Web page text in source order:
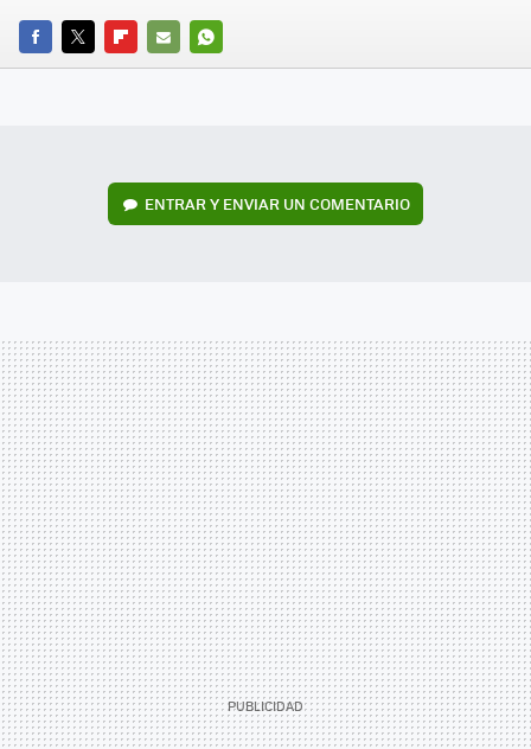
FACEBOOK
TWITTERFLIPBOARD
E-
WHATSAPP
ENTRAR Y ENVIAR UN COMENTARIO